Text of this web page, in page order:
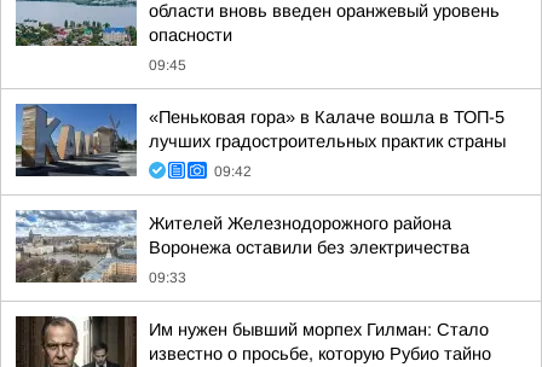
области вновь введен оранжевый уровень
опасности
09:45
«Пеньковая гора» в Калаче вошла в ТОП-5
лучших градостроительных практик страны
09:42
Жителей Железнодорожного района
Воронежа оставили без электричества
09:33
Им нужен бывший морпех Гилман: Стало
известно о просьбе, которую Рубио тайно